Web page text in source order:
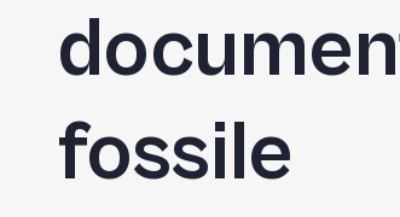
fossile